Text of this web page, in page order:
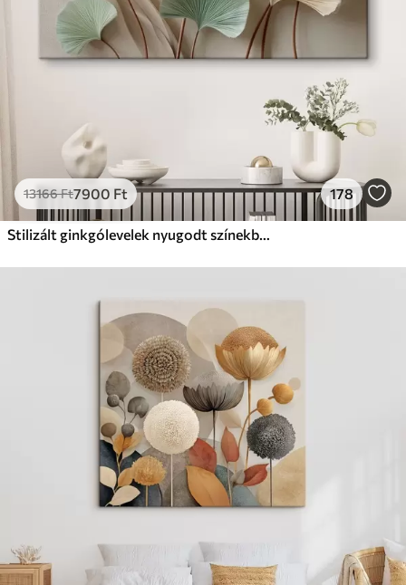
Élénk, gazdag színek
Fakulásálló
✓Biztonságos, szagtalan tinta
Eco-Prémium
Tól13990Ft
✓Élénk, gazdag színek
✓Fakulásálló
Környezetbarát anyag
13166Ft7900 Ft 178
Stilizált ginkgólevelek nyugodt színekben